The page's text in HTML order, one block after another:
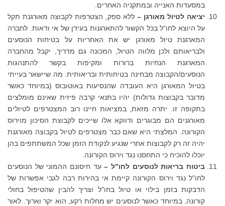
במסעדות האנייה ובמתקניה האחרים.
יציאה לטיול מאורגן – ללא ספק, הצטרפות לקבוצה מאורגנת תקל
על היוצא לחו"ל בכל הקשור להתארגנות בעידן של אי ודאות. לחברה
המארגנת טיול מאורגן יש את האחריות על בטיחות הנוסעים
ולבריאותם ולכן מלווה הטיול, המכונה גם מדריך, יקבל מהחברה
המארגנת הנחיות ברורות ומקיפות בקשר להתנהגות
הנוסעים/הקבוצה מבחינה בטיחותית ובריאותית. מה שיישאר בעייתי
בטיול המאורגן היא העובדה שהנסיעות באוטובוס (במיוחד כאשר
מדובר בקבוצות גדולות) יהיו בתנאי קרבה פיזית שאינם מומלצים
בתקופה זו. יתרה מזאת, במציאות חיינו רוב המצטרפים לטיולים
מאורגנים הם מבוגרים ודווקא אלו שייכים לקבוצת הסיכון מוירוס
הקורונה. המלצתי היא שאם כבר מצטרפים לטיול בקבוצה מאורגנת
יהיה זה רק לקבוצות אחרי שנגיע לנקודת הזמן שכל המשתתפים בהן
יוכלו להוכיח כי התחסנו נגד וירוס הקורונה.
ביטוח בריאות לנוסעים לחו"ל –עד חיסונם ההמוני של הנוסעים
לחו"ל נגד וירוס הקורונה קיימת אי בהירות רבה לגבי אפשרות של
הדבקות בזמן בילוי או טיול בחו"ל וצריך להבין שהטיפול בחולי
קורונה, במיוחד כאשר לנוסעים יש מחלות רקע, הוא יקר וארוך. לאור